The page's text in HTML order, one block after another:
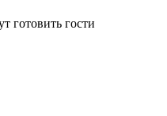
готовить гости